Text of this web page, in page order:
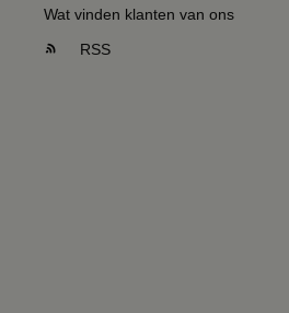
Wat vinden klanten van ons
RSS